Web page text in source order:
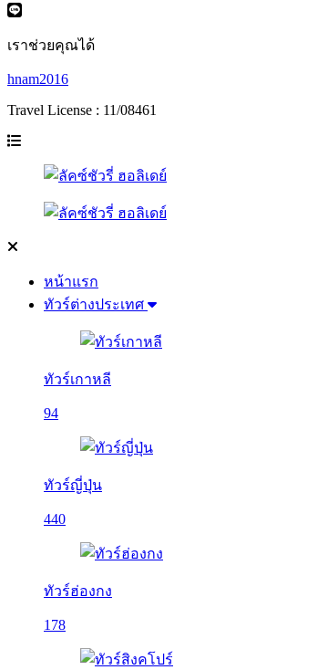
เราช่วยคุณได้
hnam2016
Travel License : 11/08461
หน้าแรก
ทัวร์ต่างประเทศ
ทัวร์เกาหลี
94
ทัวร์ญี่ปุ่น
440
ทัวร์ฮ่องกง
178